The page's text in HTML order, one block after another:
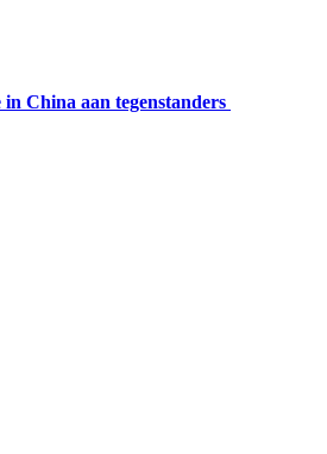
China aan tegenstanders